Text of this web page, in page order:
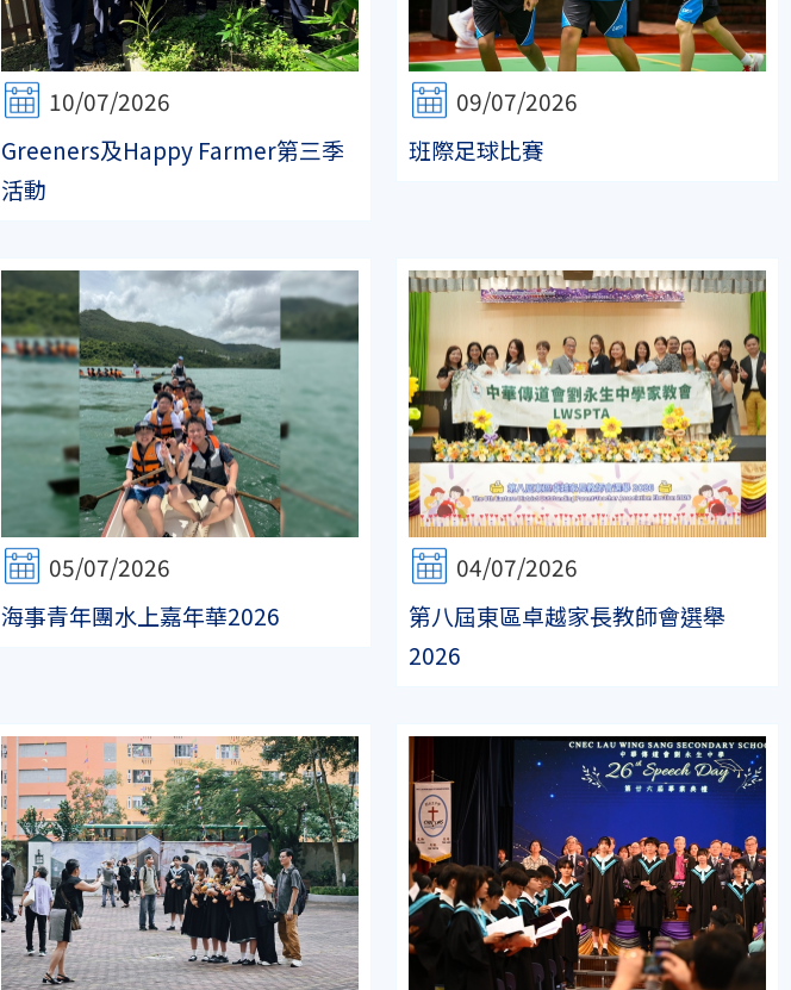
10/07/2026
Greeners及Happy Farmer第三季
活動
09/07/2026
班際足球比賽
05/07/2026
海事青年團水上嘉年華2026
04/07/2026
第八屆東區卓越家長教師會選舉
2026